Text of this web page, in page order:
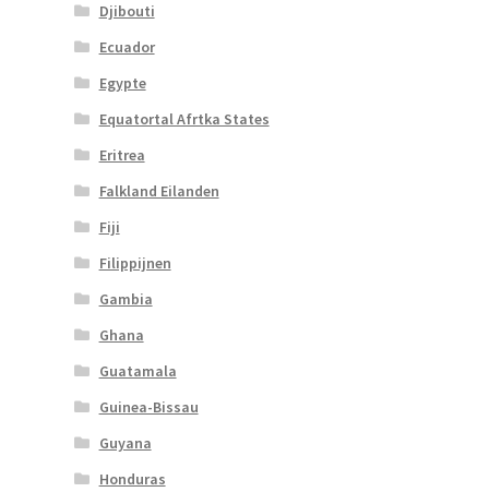
Djibouti
Ecuador
Egypte
Equatortal Afrtka States
Eritrea
Falkland Eilanden
Fiji
Filippijnen
Gambia
Ghana
Guatamala
Guinea-Bissau
Guyana
Honduras